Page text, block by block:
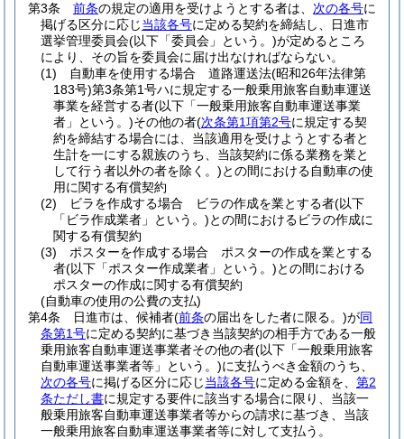
第3条
前条の規定の適用を受けようとする者は、 次の各号に
掲げる区分に応じ当該各号に定める契約を締結し、日進市
選挙管理委員会(以下「委員会」という。)が定めるところ
により、その旨を委員会に届け出なければならない。
(1)
自動車を使用する場合 道路運送法(昭和26年法律第
183号)第3条第1号ハに規定する一般乗用旅客自動車運送
事業を経営する者(以下「一般乗用旅客自動車運送事業
者」という。)その他の者(次条第1項第2号に規定する契
約を締結する場合には、当該適用を受けようとする者と
生計を一にする親族のうち、当該契約に係る業務を業と
して行う者以外の者を除く。)との間における自動車の使
用に関する有償契約
(2)
ビラを作成する場合 ビラの作成を業とする者(以下
「ビラ作成業者」という。)との間におけるビラの作成に
関する有償契約
(3)
ポスターを作成する場合 ポスターの作成を業とする
者(以下「ポスター作成業者」という。)との間における
ポスターの作成に関する有償契約
(自動車の使用の公費の支払)
第4条
日進市は、候補者(前条の届出をした者に限る。)が同
条第1号に定める契約に基づき当該契約の相手方である一般
乗用旅客自動車運送事業者その他の者(以下「一般乗用旅客
自動車運送事業者等」という。)に支払うべき金額のうち、
次の各号に掲げる区分に応じ当該各号に定める金額を、 第2
条ただし書に規定する要件に該当する場合に限り、当該一
般乗用旅客自動車運送事業者等からの請求に基づき、当該
一般乗用旅客自動車運送事業者等に対して支払う。